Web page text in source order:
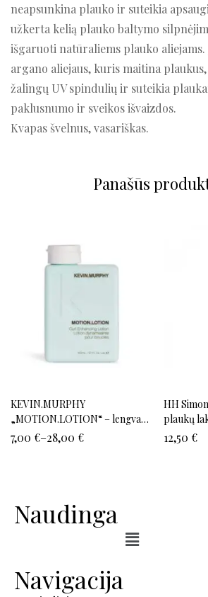
neapsunkina plauko ir suteikia
užkerta kelią plauko baltymo
išgaruoti natūraliems plauko aliejams.
argano aliejaus, kuris maitina
žalingų UV spindulių ir suteikia
paklusnumo ir sveikos išvaizdos.
Kvapas švelnus, vasariškas.
Panašūs
KEVIN.MURPHY
„MOTION.LOTION“ – lengvas
garbanų formavimo losjonas
7,00 €–28,00 €
HH
plaukų
12,50 €
Naudinga
Navigacija